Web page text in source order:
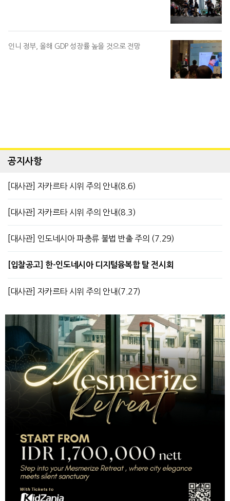
인니 정부, 올해 GDP 성장률 높을 것으로 전망
공지사항
[대사관] 자카르타 시위 주의 안내(8.6)
[대사관] 자카르타 시위 주의 안내(8.3)
[대사관] 인도네시아 파충류 불법 반출 주의 (7.29)
[입찰공고] 한-인도네시아 디지털융복합 탈 전시회
[대사관] 자카르타 시위 주의 안내(7.27)